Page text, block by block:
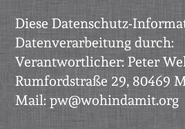
Diese Datenschutz-
Datenverarbeitung durch:
Verantwortlicher: Peter
Rumfordstraße 29, 80469
Mail: pw@wohindamit.org